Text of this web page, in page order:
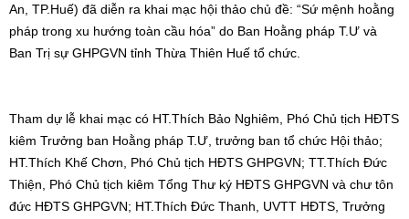
An, TP.Huế) đã diễn ra khai mạc hội thảo chủ đề: “Sứ mệnh hoằng
pháp trong xu hướng toàn cầu hóa” do Ban Hoằng pháp T.Ư và
Ban Trị sự GHPGVN tỉnh Thừa Thiên Huế tổ chức.
Tham dự lễ khai mạc có HT.Thích Bảo Nghiêm, Phó Chủ tịch HĐTS
kiêm Trưởng ban Hoằng pháp T.Ư, trưởng ban tổ chức Hội thảo;
HT.Thích Khế Chơn, Phó Chủ tịch HĐTS GHPGVN; TT.Thích Đức
Thiện, Phó Chủ tịch kiêm Tổng Thư ký HĐTS GHPGVN và chư tôn
đức HĐTS GHPGVN; HT.Thích Đức Thanh, UVTT HĐTS, Trưởng